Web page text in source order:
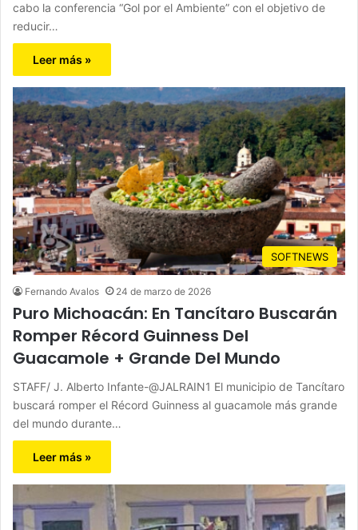
cabo la conferencia “Gol por el Ambiente” con el objetivo de
reducir…
Leer más »
SOFTNEWS
Fernando Avalos 24 de marzo de 2026
Puro Michoacán: En Tancítaro Buscarán
Romper Récord Guinness Del
Guacamole + Grande Del Mundo
STAFF/ J. Alberto Infante-@JALRAIN1 El municipio de Tancítaro
buscará romper el Récord Guinness al guacamole más grande
del mundo durante…
Leer más »